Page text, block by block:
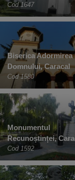
Cod 1647
Biserica Adormirea
Domnului, Caracal
Cod 1580
Monumentul
Recunoștinței,
Cod 1592